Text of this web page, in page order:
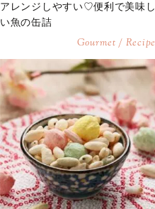
アレンジしやすい♡便利で美味し
い魚の缶詰
Gourmet / Recipe